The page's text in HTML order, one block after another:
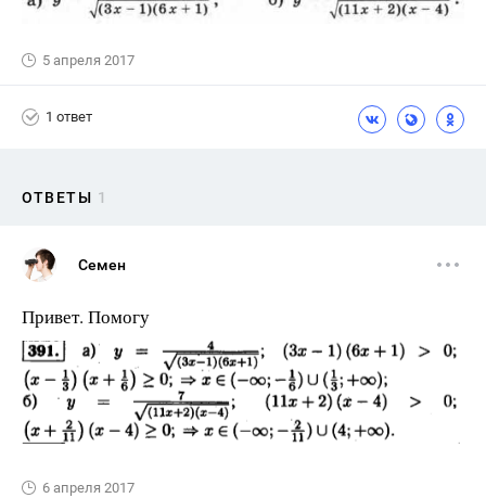
5 апреля 2017
1 ответ
ОТВЕТЫ 1
Семен
Привет. Помогу
6 апреля 2017